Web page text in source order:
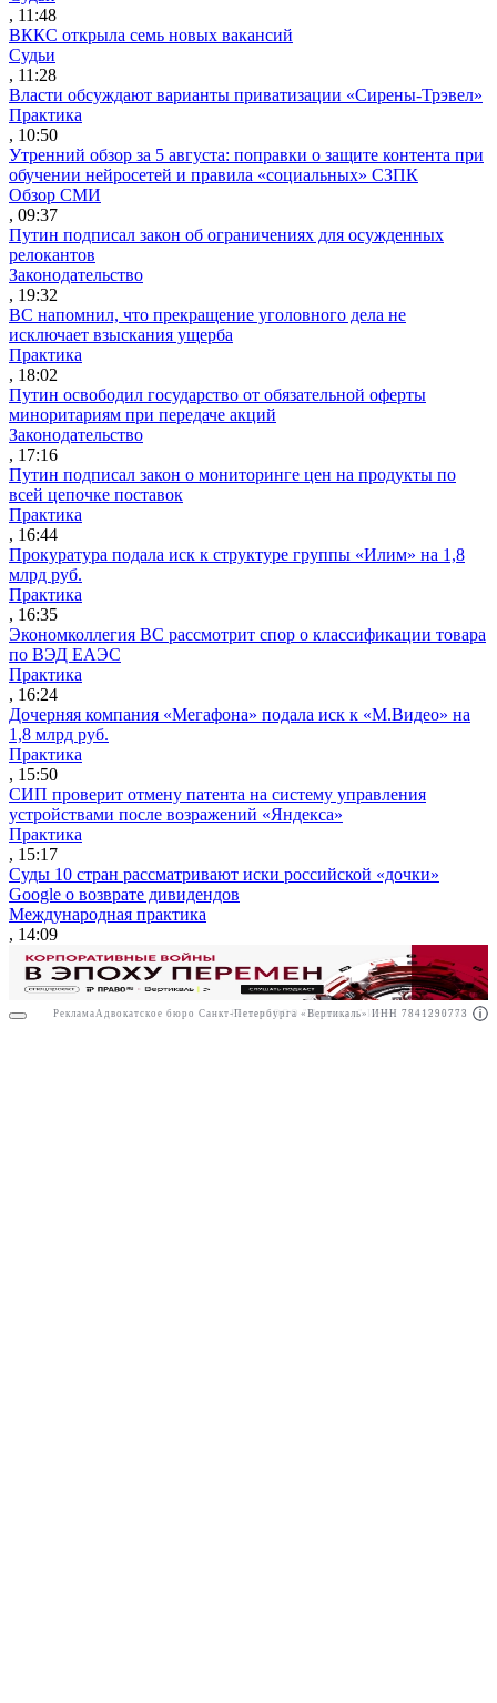
РекламаООО "Право.ру" ИНН: 7704835288
, 11:48
ВККС открыла семь новых вакансий
Судьи
, 11:28
Власти обсуждают варианты приватизации «Сирены-Трэвел»
Практика
, 10:50
Утренний обзор за 5 августа: поправки о защите контента при
обучении нейросетей и правила «социальных» СЗПК
Обзор СМИ
, 09:37
Путин подписал закон об ограничениях для осужденных
релокантов
Законодательство
, 19:32
ВС напомнил, что прекращение уголовного дела не
исключает взыскания ущерба
Практика
, 18:02
Путин освободил государство от обязательной оферты
миноритариям при передаче акций
Законодательство
, 17:16
Путин подписал закон о мониторинге цен на продукты по
всей цепочке поставок
Практика
, 16:44
Прокуратура подала иск к структуре группы «Илим» на 1,8
млрд руб.
Практика
, 16:35
Экономколлегия ВС рассмотрит спор о классификации товара
по ВЭД ЕАЭС
Практика
, 16:24
Дочерняя компания «Мегафона» подала иск к «М.Видео» на
1,8 млрд руб.
Практика
, 15:50
СИП проверит отмену патента на систему управления
устройствами после возражений «Яндекса»
Практика
, 15:17
Суды 10 стран рассматривают иски российской «дочки»
Google о возврате дивидендов
Международная практика
, 14:09
Реклама Адвокатское бюро Санкт-Петербурга «Вертикаль» ИНН 7841290773